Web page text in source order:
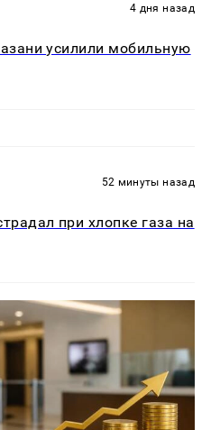
4 дня назад
усилили мобильную
52 минуты назад
при хлопке газа на